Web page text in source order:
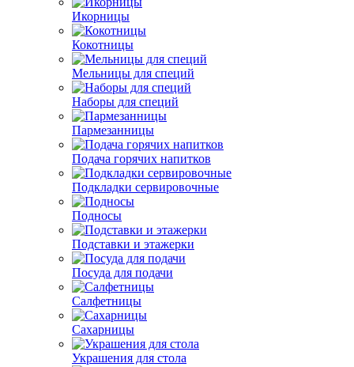
Икорницы
Кокотницы
Мельницы для специй
Наборы для специй
Пармезанницы
Подача горячих напитков
Подкладки сервировочные
Подносы
Подставки и этажерки
Посуда для подачи
Салфетницы
Сахарницы
Украшения для стола